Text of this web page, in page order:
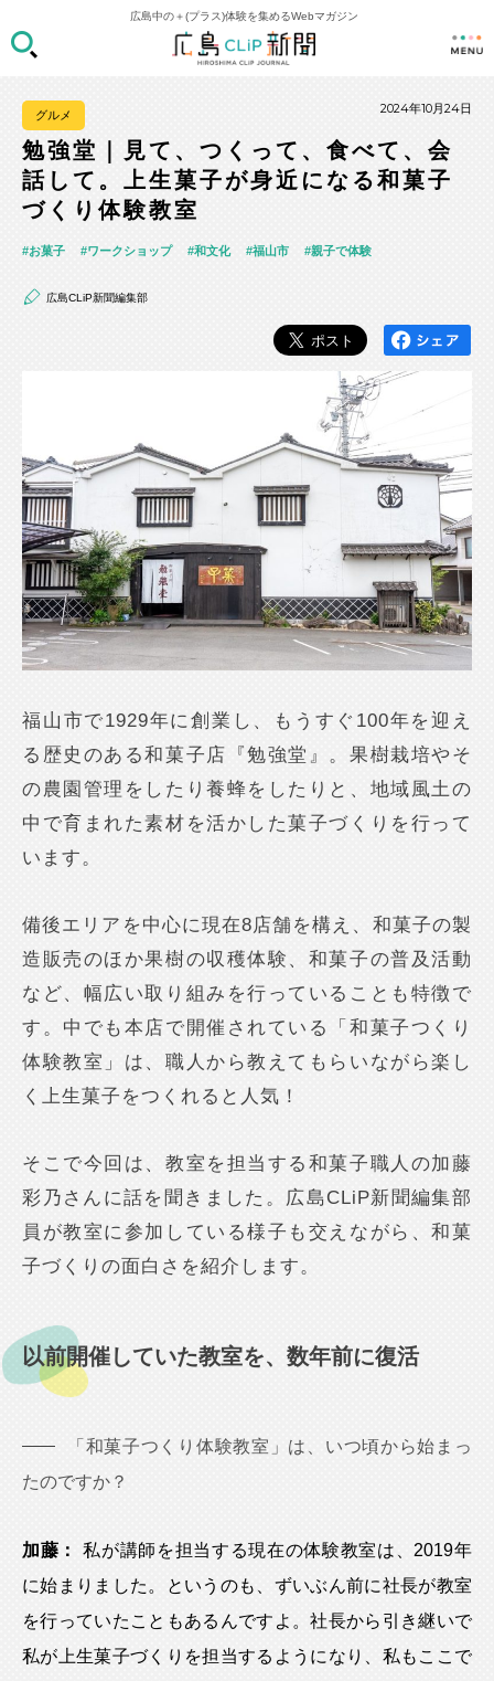
広島中の＋(プラス)体験を集めるWebマガジン
グルメ 2024年10月24日
勉強堂｜見て、つくって、食べて、会
話して。上生菓子が身近になる和菓子
づくり体験教室
お菓子 ワークショップ 和文化 福山市 親子で体験
広島CLiP新聞編集部
福山市で1929年に創業し、もうすぐ100年を迎え
る歴史のある和菓子店『勉強堂』。果樹栽培やそ
の農園管理をしたり養蜂をしたりと、地域風土の
中で育まれた素材を活かした菓子づくりを行って
います。
備後エリアを中心に現在8店舗を構え、和菓子の製
造販売のほか果樹の収穫体験、和菓子の普及活動
など、幅広い取り組みを行っていることも特徴で
す。中でも本店で開催されている「和菓子つくり
体験教室」は、職人から教えてもらいながら楽し
く上生菓子をつくれると人気！
そこで今回は、教室を担当する和菓子職人の加藤
彩乃さんに話を聞きました。広島CLiP新聞編集部
員が教室に参加している様子も交えながら、和菓
子づくりの面白さを紹介します。
以前開催していた教室を、数年前に復活
「和菓子つくり体験教室」は、いつ頃から始まっ
たのですか？
加藤：
私が講師を担当する現在の体験教室は、2019年
に始まりました。というのも、ずいぶん前に社長が教室
を行っていたこともあるんですよ。社長から引き継いで
私が上生菓子づくりを担当するようになり、私もここで